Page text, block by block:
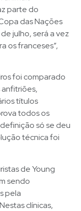
parte do
das Nações
julho, será a vez
os franceses”,
foi comparado
títulos
todos os
só se deu
técnica foi
de Young
sendo
pela
clínicas,